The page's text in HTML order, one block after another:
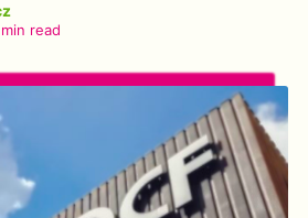
1996 r. o wykonywaniu mandatu
read